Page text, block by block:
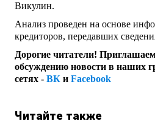
Викулин.
Анализ проведен на основе
кредиторов, передавших
Дорогие читатели!
обсуждению новости в наших
сетях - ВК и Facebook
Читайте также